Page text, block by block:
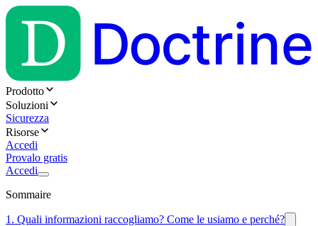
Prodotto
Soluzioni
Sicurezza
Risorse
Accedi
Provalo gratis
Accedi
Sommaire
1. Quali informazioni raccogliamo? Come le usiamo e perché?